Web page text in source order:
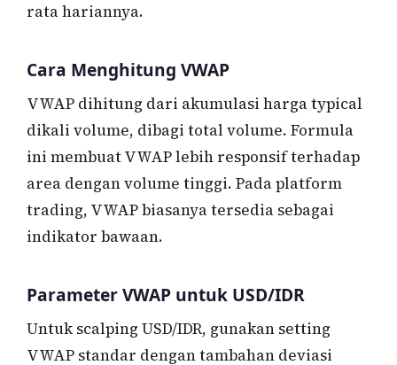
rata hariannya.
Cara Menghitung VWAP
VWAP dihitung dari akumulasi harga typical
dikali volume, dibagi total volume. Formula
ini membuat VWAP lebih responsif terhadap
area dengan volume tinggi. Pada platform
trading, VWAP biasanya tersedia sebagai
indikator bawaan.
Parameter VWAP untuk USD/IDR
Untuk scalping USD/IDR, gunakan setting
VWAP standar dengan tambahan deviasi